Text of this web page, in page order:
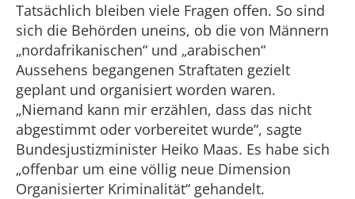
Tatsächlich bleiben viele Fragen offen. So sind
sich die Behörden uneins, ob die von Männern
„nordafrikanischen“ und „arabischen“
Aussehens begangenen Straftaten gezielt
geplant und organisiert worden waren.
„Niemand kann mir erzählen, dass das nicht
abgestimmt oder vorbereitet wurde“, sagte
Bundesjustizminister Heiko Maas. Es habe sich
„offenbar um eine völlig neue Dimension
Organisierter Kriminalität“ gehandelt.